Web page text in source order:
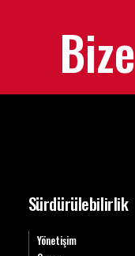
Sürdürülebilirlik
Yönetişim